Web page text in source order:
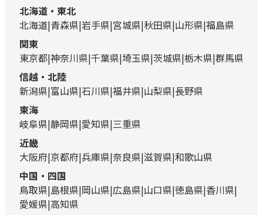
北海道・東北
北海道 青森県 岩手県 宮城県 秋田県 山形県 福島県
関東
東京都 神奈川県 千葉県 埼玉県 茨城県 栃木県 群馬県
信越・北陸
新潟県 富山県 石川県 福井県 山梨県 長野県
東海
岐阜県 静岡県 愛知県 三重県
近畿
大阪府 京都府 兵庫県 奈良県 滋賀県 和歌山県
中国・四国
鳥取県 島根県 岡山県 広島県 山口県 徳島県 香川県
愛媛県 高知県